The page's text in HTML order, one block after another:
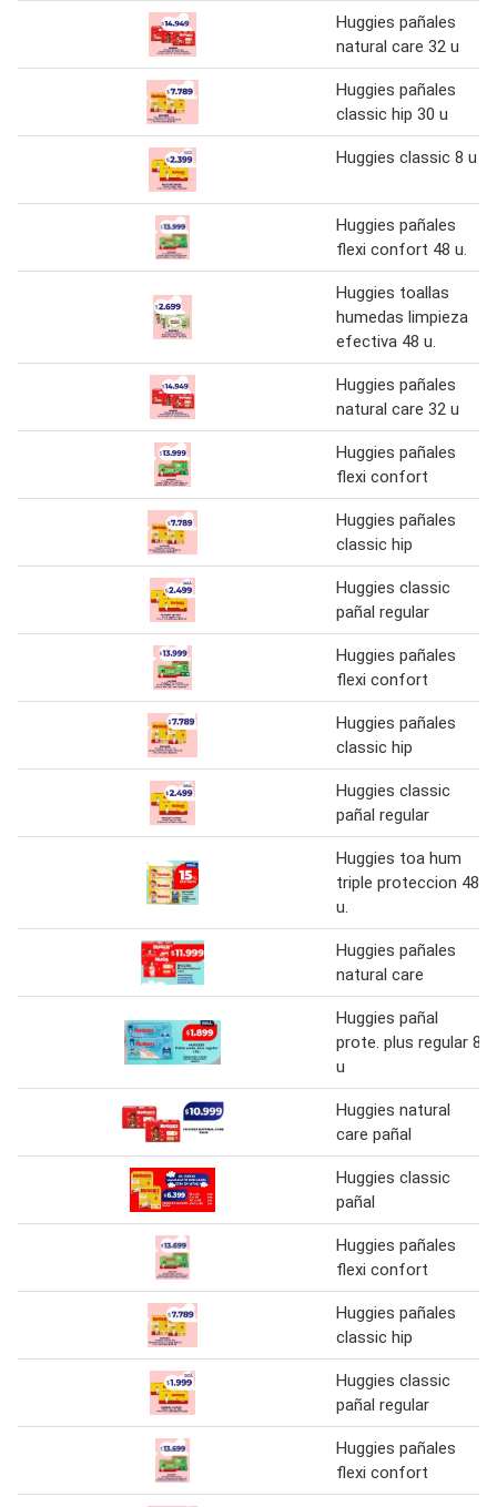
Huggies pañales
natural care 32 u
Huggies pañales
classic hip 30 u
Huggies classic 8 u
Huggies pañales
flexi confort 48 u.
Huggies toallas
humedas limpieza
efectiva 48 u.
Huggies pañales
natural care 32 u
Huggies pañales
flexi confort
Huggies pañales
classic hip
Huggies classic
pañal regular
Huggies pañales
flexi confort
Huggies pañales
classic hip
Huggies classic
pañal regular
Huggies toa hum
triple proteccion 48
u.
Huggies pañales
natural care
Huggies pañal
prote. plus regular 8
u
Huggies natural
care pañal
Huggies classic
pañal
Huggies pañales
flexi confort
Huggies pañales
classic hip
Huggies classic
pañal regular
Huggies pañales
flexi confort